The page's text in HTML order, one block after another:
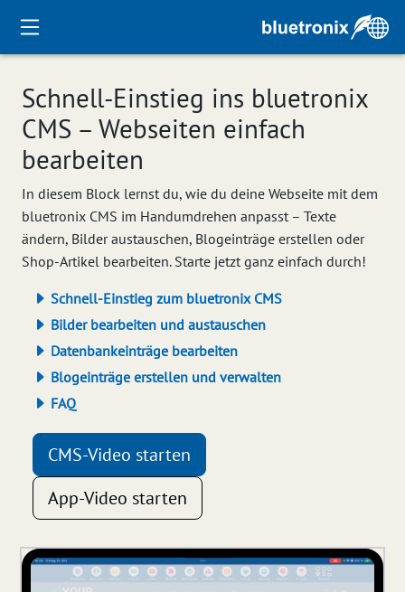
Schnell-Einstieg ins bluetronix
CMS – Webseiten einfach
bearbeiten
In diesem Block lernst du, wie du deine Webseite mit dem
bluetronix CMS im Handumdrehen anpasst – Texte
ändern, Bilder austauschen, Blogeinträge erstellen oder
Shop-Artikel bearbeiten. Starte jetzt ganz einfach durch!
Schnell-Einstieg zum bluetronix CMS
Bilder bearbeiten und austauschen
Datenbankeinträge bearbeiten
Blogeinträge erstellen und verwalten
FAQ
CMS-Video starten
App-Video starten